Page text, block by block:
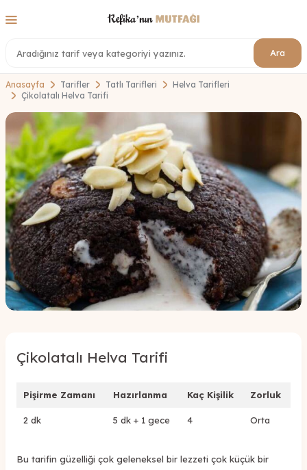
Ara
Anasayfa Tarifler Tatlı Tarifleri
Helva Tarifleri
Çikolatalı Helva Tarifi
Çikolatalı Helva Tarifi
Pişirme Zamanı Hazırlanma Kaç Kişilik Zorluk
2 dk 5 dk + 1 gece 4 Orta
Bu tarifin güzelliği çok geleneksel bir lezzeti çok küçük bir